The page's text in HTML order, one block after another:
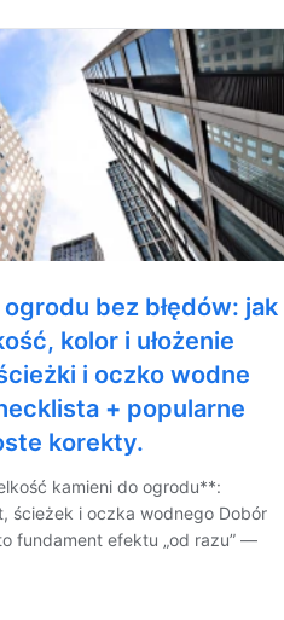
bez błędów: jak
kolor i ułożenie
i oczko wodne
+ popularne
korekty.
kamieni do ogrodu**:
ścieżek i oczka wodnego Dobór
fundament efektu „od razu” —